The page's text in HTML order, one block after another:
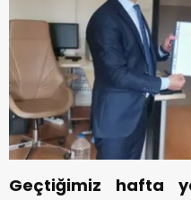
Geçtiğimiz hafta